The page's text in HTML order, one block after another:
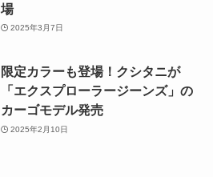
場
2025年3月7日
限定カラーも登場！クシタニが
「エクスプローラージーンズ」の
カーゴモデル発売
2025年2月10日